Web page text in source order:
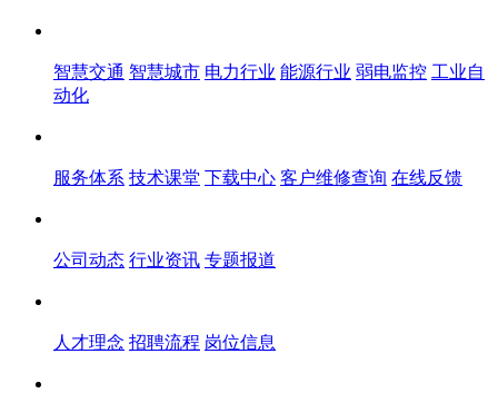
智慧交通 智慧城市 电力行业 能源行业 弱电监控 工业自
动化
服务体系 技术课堂 下载中心 客户维修查询 在线反馈
公司动态 行业资讯 专题报道
人才理念 招聘流程 岗位信息